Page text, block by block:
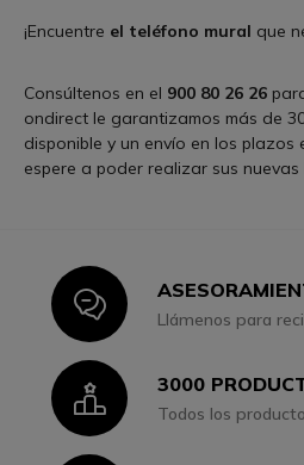
¡Encuentre el teléfono mural que
Consúltenos en el 900 80 26 26
ondirect le garantizamos más de
disponible y un envío en los
espere a poder realizar sus
IconLlámenos para
Icon3000
Todos los